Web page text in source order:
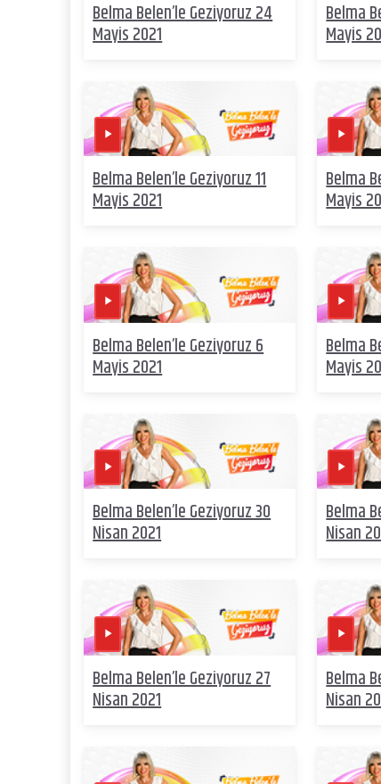
Belma Belen’le Geziyoruz 24
Mayis 2021
Belma
Mayis
Belma Belen’le Geziyoruz 11
Mayis 2021
Belma
Mayis
Belma Belen’le Geziyoruz 6
Mayis 2021
Belma
Mayis
Belma Belen’le Geziyoruz 30
Nisan 2021
Belma
Nisan
Belma Belen’le Geziyoruz 27
Nisan 2021
Belma
Nisan